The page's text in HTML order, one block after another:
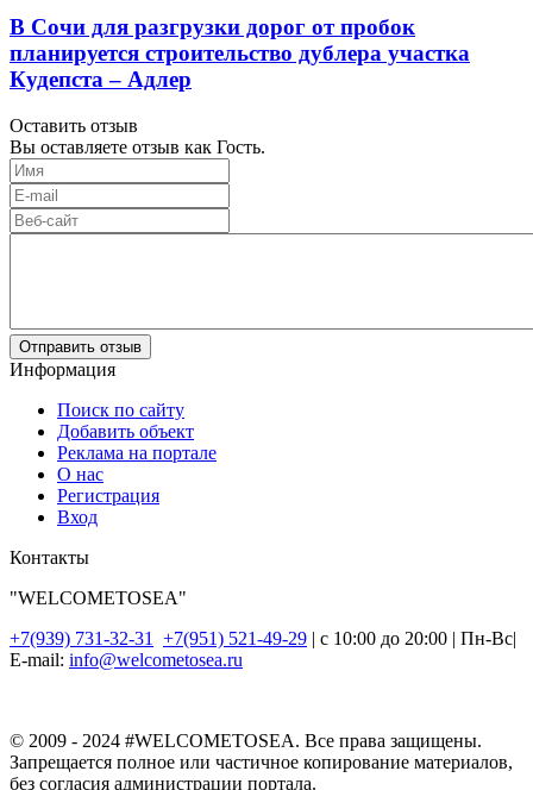
В Сочи для разгрузки дорог от пробок
планируется строительство дублера участка
Кудепста – Адлер
Оставить отзыв
Вы оставляете отзыв как Гость.
Отправить отзыв
Информация
Поиск по сайту
Добавить объект
Реклама на портале
О нас
Регистрация
Вход
Контакты
"WELCOMETOSEA"
+7(939) 731-32-31
+7(951) 521-49-29 | с 10:00 до 20:00 | Пн-Вс|
E-mail: info@welcometosea.ru
© 2009 - 2024 #WELCOMETOSEA. Все права защищены.
Запрещается полное или частичное копирование материалов,
без согласия администрации портала.